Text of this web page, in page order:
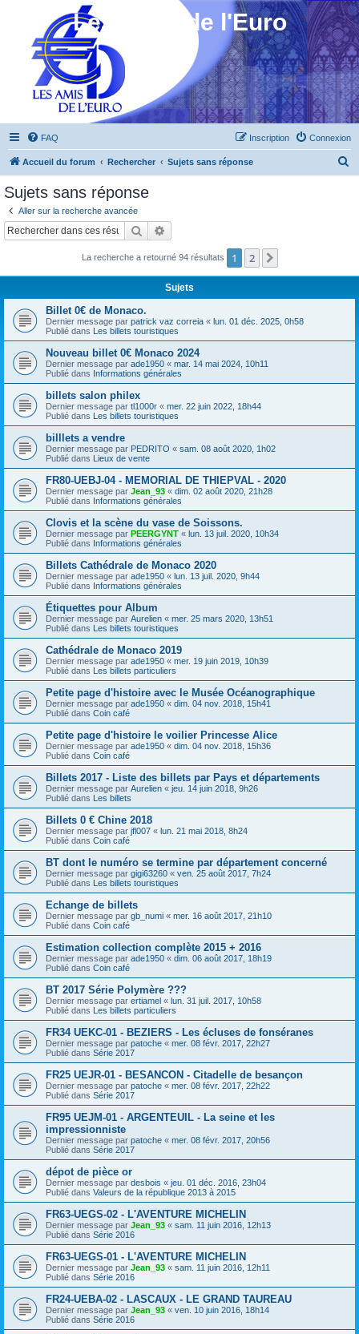
Les Amis de l'Euro
FAQ Connexion
Inscription
Accueil du forum Rechercher Sujets sans réponse
c
Sujets sans réponse
Aller sur la recherche avancée
Rechercher
La recherche a retourné 94 résultats 1 2
Sujets
Billet 0€ de Monaco.
Dernier message par patrick vaz correia « lun. 01 déc. 2025, 0h58
Publié dans Les billets touristiques
Nouveau billet 0€ Monaco 2024
Dernier message par ade1950 « mar. 14 mai 2024, 10h11
Publié dans Informations générales
billets salon philex
Dernier message par tl1000r « mer. 22 juin 2022, 18h44
Publié dans Les billets touristiques
billlets a vendre
Dernier message par PEDRITO « sam. 08 août 2020, 1h02
Publié dans Lieux de vente
FR80-UEBJ-04 - MEMORIAL DE THIEPVAL - 2020
Dernier message par Jean_93 « dim. 02 août 2020, 21h28
Publié dans Informations générales
Clovis et la scène du vase de Soissons.
Dernier message par PEERGYNT « lun. 13 juil. 2020, 10h34
Publié dans Informations générales
Billets Cathédrale de Monaco 2020
Dernier message par ade1950 « lun. 13 juil. 2020, 9h44
Publié dans Informations générales
Étiquettes pour Album
Dernier message par Aurelien « mer. 25 mars 2020, 13h51
Publié dans Les billets touristiques
Cathédrale de Monaco 2019
Dernier message par ade1950 « mer. 19 juin 2019, 10h39
Publié dans Les billets particuliers
Petite page d'histoire avec le Musée Océanographique
Dernier message par ade1950 « dim. 04 nov. 2018, 15h41
Publié dans Coin café
Petite page d'histoire le voilier Princesse Alice
Dernier message par ade1950 « dim. 04 nov. 2018, 15h36
Publié dans Coin café
Billets 2017 - Liste des billets par Pays et départements
Dernier message par Aurelien « jeu. 14 juin 2018, 9h26
Publié dans Les billets
Billets 0 € Chine 2018
Dernier message par jfl007 « lun. 21 mai 2018, 8h24
Publié dans Coin café
BT dont le numéro se termine par département concerné
Dernier message par gigi63260 « ven. 25 août 2017, 7h24
Publié dans Les billets touristiques
Echange de billets
Dernier message par gb_numi « mer. 16 août 2017, 21h10
Publié dans Coin café
Estimation collection complète 2015 + 2016
Dernier message par ade1950 « dim. 06 août 2017, 18h19
Publié dans Coin café
BT 2017 Série Polymère ???
Dernier message par ertiamel « lun. 31 juil. 2017, 10h58
Publié dans Les billets particuliers
FR34 UEKC-01 - BEZIERS - Les écluses de fonséranes
Dernier message par patoche « mer. 08 févr. 2017, 22h27
Publié dans Série 2017
FR25 UEJR-01 - BESANCON - Citadelle de besançon
Dernier message par patoche « mer. 08 févr. 2017, 22h22
Publié dans Série 2017
FR95 UEJM-01 - ARGENTEUIL - La seine et les
impressionniste
Dernier message par patoche « mer. 08 févr. 2017, 20h56
Publié dans Série 2017
dépot de pièce or
Dernier message par desbois « jeu. 01 déc. 2016, 23h04
Publié dans Valeurs de la république 2013 à 2015
FR63-UEGS-02 - L'AVENTURE MICHELIN
Dernier message par Jean_93 « sam. 11 juin 2016, 12h13
Publié dans Série 2016
FR63-UEGS-01 - L'AVENTURE MICHELIN
Dernier message par Jean_93 « sam. 11 juin 2016, 12h11
Publié dans Série 2016
FR24-UEBA-02 - LASCAUX - LE GRAND TAUREAU
Dernier message par Jean_93 « ven. 10 juin 2016, 18h14
Publié dans Série 2016